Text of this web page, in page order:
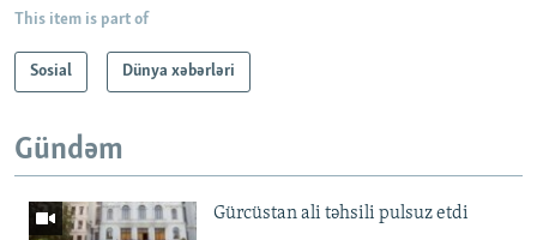
This item is part of
Sosial Dünya xəbərləri
Gündəm
Gürcüstan ali təhsili pulsuz etdi